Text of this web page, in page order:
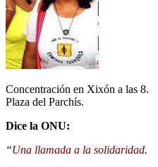
Concentración en Xixón a las 8.
Plaza del Parchís.
Dice la ONU:
“Una llamada a la solidaridad.